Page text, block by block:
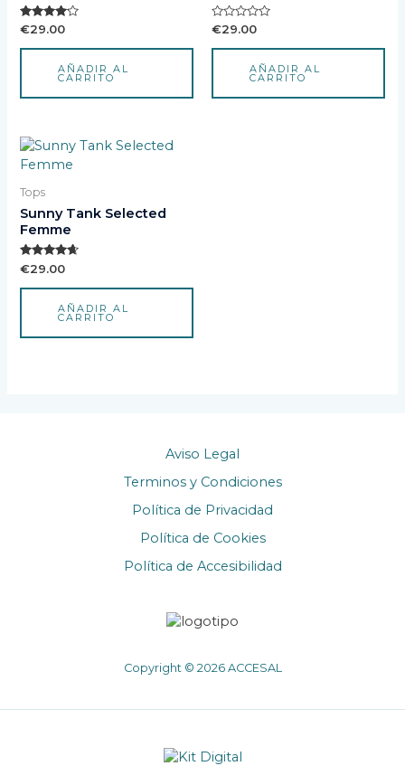
Valorado
4.00
€29.00
AÑADIR AL
CARRITO
Valorado
0
€29.00
AÑADIR AL
CARRITO
Tops
Sunny Tank Selected
Femme
Valorado
4.50
€29.00
AÑADIR AL
CARRITO
Aviso Legal
Terminos y Condiciones
Política de Privacidad
Política de Cookies
Política de Accesibilidad
Copyright © 2026 ACCESAL